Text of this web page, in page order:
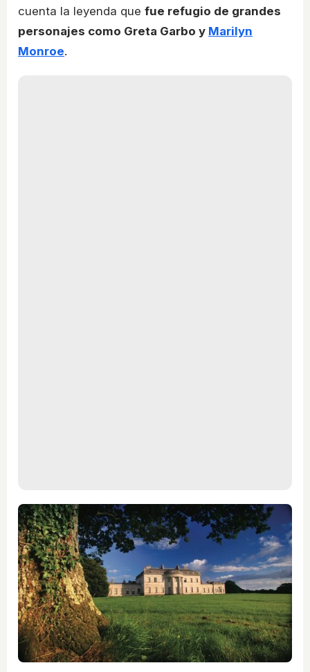
cuenta la leyenda que fue refugio de grandes
personajes como Greta Garbo y Marilyn
Monroe.